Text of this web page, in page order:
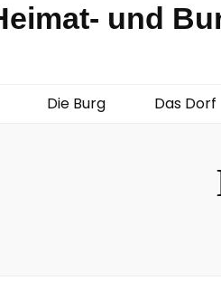
und
Die Burg Das Dorf